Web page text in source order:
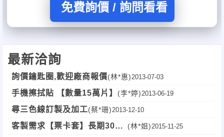
免費詢價 / 詢問看看
最新洽詢
詢價鑰匙圈,歡迎廠商報價(林*惠) 2013-07-03
手機擦拭貼 【數量15萬片】 (李*婷) 2013-06-19
尋三色線訂製及加工(蔡*珊) 2013-12-10
客製需求【票卡套】長期300
(林*姐) 2015-11-25